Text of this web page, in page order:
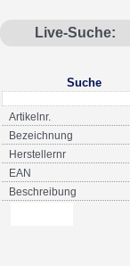
Live-Suche:
Suche
Artikelnr.
Bezeichnung
Herstellernr
EAN
Beschreibung